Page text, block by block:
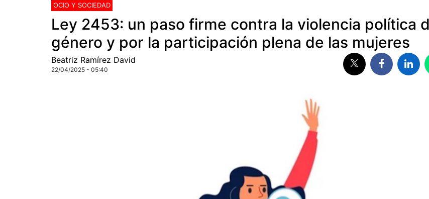
OCIO Y SOCIEDAD
Ley 2453: un paso firme contra la violencia política
género y por la participación plena de las mujeres
Beatriz Ramírez David
22/04/2025 - 05:40